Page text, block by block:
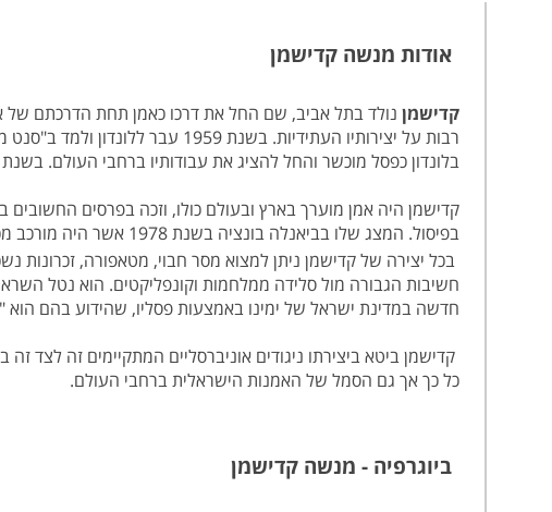
אודות מנשה קדישמן
קדישמן נולד בתל אביב, שם החל את דרכו כאמן תחת הדרכתם של
רבות על יצירותיו העתידיות.
בלונדון כפסל מוכשר והחל להציג את עבודותיו ברחבי העולם. בשנת 1972 חזר לארץ, והמשיך ליצור בביתו בתל אביב עד מותו.
בפיסול. המצג שלו בביאנלה בונציה בשנת 1978 אשר היה מורכב מכבשים חיות ההולכות בעדר, והוא בתפקיד רועה הצאן, הינו מהמצגים הידועים ביותר של אמן בעת המודרנית.
בכל יצירה של קדישמן ניתן למצוא מסר חבוי, מטאפורה,
חשיבות הגבורה מול סלידה ממלחמות וקונפליקטים. הוא נטל
חדשה במדינת ישראל של ימינו באמצעות פסליו, שהידוע בהם
קדישמן ביטא ביצירתו ניגודים אוניברסליים המתקיימים זה לצד
כל כך אך גם הסמל של האמנות הישראלית ברחבי העולם.
ביוגרפיה - מנשה קדישמן